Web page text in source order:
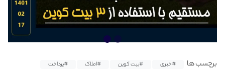
برچسب ها #خبری #بیت کوین #املاک
#پرداخت